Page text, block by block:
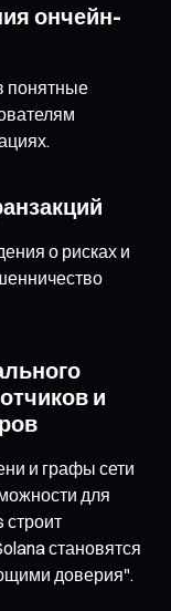
ончейн-
понятные
о рисках и
и
и графы сети
для
строит
становятся
доверия".